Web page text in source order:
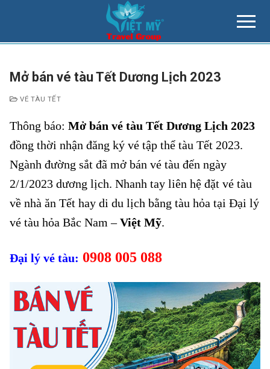
Mở bán vé tàu Tết Dương Lịch 2023
VÉ TÀU TẾT
Thông báo: Mở bán vé tàu Tết Dương Lịch 2023
đồng thời nhận đăng ký vé tập thể tàu Tết 2023.
Ngành đường sắt đã mở bán vé tàu đến ngày
2/1/2023 dương lịch. Nhanh tay liên hệ đặt vé tàu
về nhà ăn Tết hay di du lịch bằng tàu hỏa tại Đại lý
vé tàu hỏa Bắc Nam –Việt Mỹ.
Đại lý vé tàu: 0908 005 088